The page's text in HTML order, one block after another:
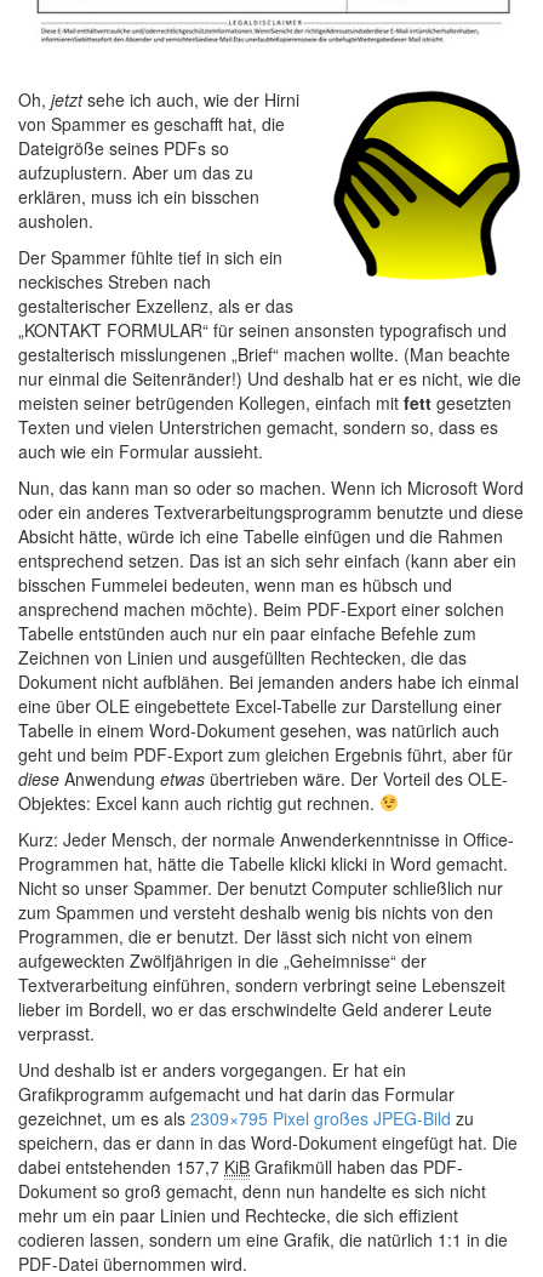
Oh, jetztsehe ich auch, wie der Hirni
von Spammer es geschafft hat, die
Dateigröße seines PDFs so
aufzuplustern. Aber um das zu
erklären, muss ich ein bisschen
ausholen.
Der Spammer fühlte tief in sich ein
neckisches Streben nach
gestalterischer Exzellenz, als er das
„KONTAKT FORMULAR“ für seinen ansonsten typografisch und
gestalterisch misslungenen „Brief“ machen wollte. (Man beachte
nur einmal die Seitenränder!) Und deshalb hat er es nicht, wie die
meisten seiner betrügenden Kollegen, einfach mit fett gesetzten
Texten und vielen Unterstrichen gemacht, sondern so, dass es
auch wie ein Formular aussieht.
Nun, das kann man so oder so machen. Wenn ich Microsoft Word
oder ein anderes Textverarbeitungsprogramm benutzte und diese
Absicht hätte, würde ich eine Tabelle einfügen und die Rahmen
entsprechend setzen. Das ist an sich sehr einfach (kann aber ein
bisschen Fummelei bedeuten, wenn man es hübsch und
ansprechend machen möchte). Beim PDF-Export einer solchen
Tabelle entstünden auch nur ein paar einfache Befehle zum
Zeichnen von Linien und ausgefüllten Rechtecken, die das
Dokument nicht aufblähen. Bei jemanden anders habe ich einmal
eine über OLE eingebettete Excel-Tabelle zur Darstellung einer
Tabelle in einem Word-Dokument gesehen, was natürlich auch
geht und beim PDF-Export zum gleichen Ergebnis führt, aber für
diese Anwendung etwas übertrieben wäre. Der Vorteil des OLE-
Objektes: Excel kann auch richtig gut rechnen.
Kurz: Jeder Mensch, der normale Anwenderkenntnisse in Office-
Programmen hat, hätte die Tabelle klicki klicki in Word gemacht.
Nicht so unser Spammer. Der benutzt Computer schließlich nur
zum Spammen und versteht deshalb wenig bis nichts von den
Programmen, die er benutzt. Der lässt sich nicht von einem
aufgeweckten Zwölfjährigen in die „Geheimnisse“ der
Textverarbeitung einführen, sondern verbringt seine Lebenszeit
lieber im Bordell, wo er das erschwindelte Geld anderer Leute
verprasst.
Und deshalb ist er anders vorgegangen. Er hat ein
Grafikprogramm aufgemacht und hat darin das Formular
gezeichnet, um es als 2309×795 Pixel großes JPEG-Bild zu
speichern, das er dann in das Word-Dokument eingefügt hat. Die
dabei entstehenden 157,7 KiB Grafikmüll haben das PDF-
Dokument so groß gemacht, denn nun handelte es sich nicht
mehr um ein paar Linien und Rechtecke, die sich effizient
codieren lassen, sondern um eine Grafik, die natürlich 1:1 in die
PDF-Datei übernommen wird.